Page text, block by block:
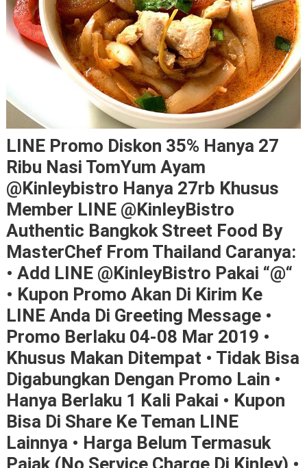
LINE Promo Diskon 35% Hanya 27
Ribu Nasi TomYum Ayam
@kinleybistro Hanya 27rb Khusus
Member LINE @KinleyBistro
Authentic Bangkok Street Food By
MasterChef From Thailand Caranya:
• Add LINE @KinleyBistro Pakai “@“
• Kupon Promo Akan Di Kirim Ke
LINE Anda Di Greeting Message •
Promo Berlaku 04-08 Mar 2019 •
Khusus Makan Ditempat • Tidak Bisa
Digabungkan Dengan Promo Lain •
Hanya Berlaku 1 Kali Pakai • Kupon
Bisa Di Share Ke Teman LINE
Lainnya • Harga Belum Termasuk